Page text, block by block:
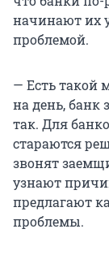
начинают их
проблемой.
— Есть такой
на день, банк
так. Для
стараются
звонят
узнают
предлагают
проблемы.